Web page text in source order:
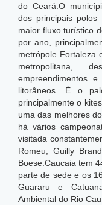
do Ceará.O
dos principais
maior fluxo turístico
por ano,
metrópole Fortaleza
metropolitana,
empreendimentos
litorâneos. É o
principalmente o
uma das melhores
há vários
visitada
Romeu, Guilly
Boese.Caucaia tem
parte de sede e os
Guararu e
Ambiental do Rio